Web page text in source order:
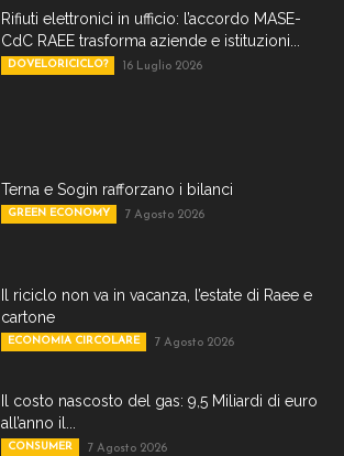
Rifiuti elettronici in ufficio: l’accordo MASE-
CdC RAEE trasforma aziende e istituzioni...
DOVELORICICLO? 16 Luglio 2026
Terna e Sogin rafforzano i bilanci
GREEN ECONOMY 7 Agosto 2026
Il riciclo non va in vacanza, l’estate di Raee e
cartone
ECONOMIA CIRCOLARE 7 Agosto 2026
Il costo nascosto del gas: 9,5 Miliardi di euro
all’anno il...
CONSUMER 7 Agosto 2026